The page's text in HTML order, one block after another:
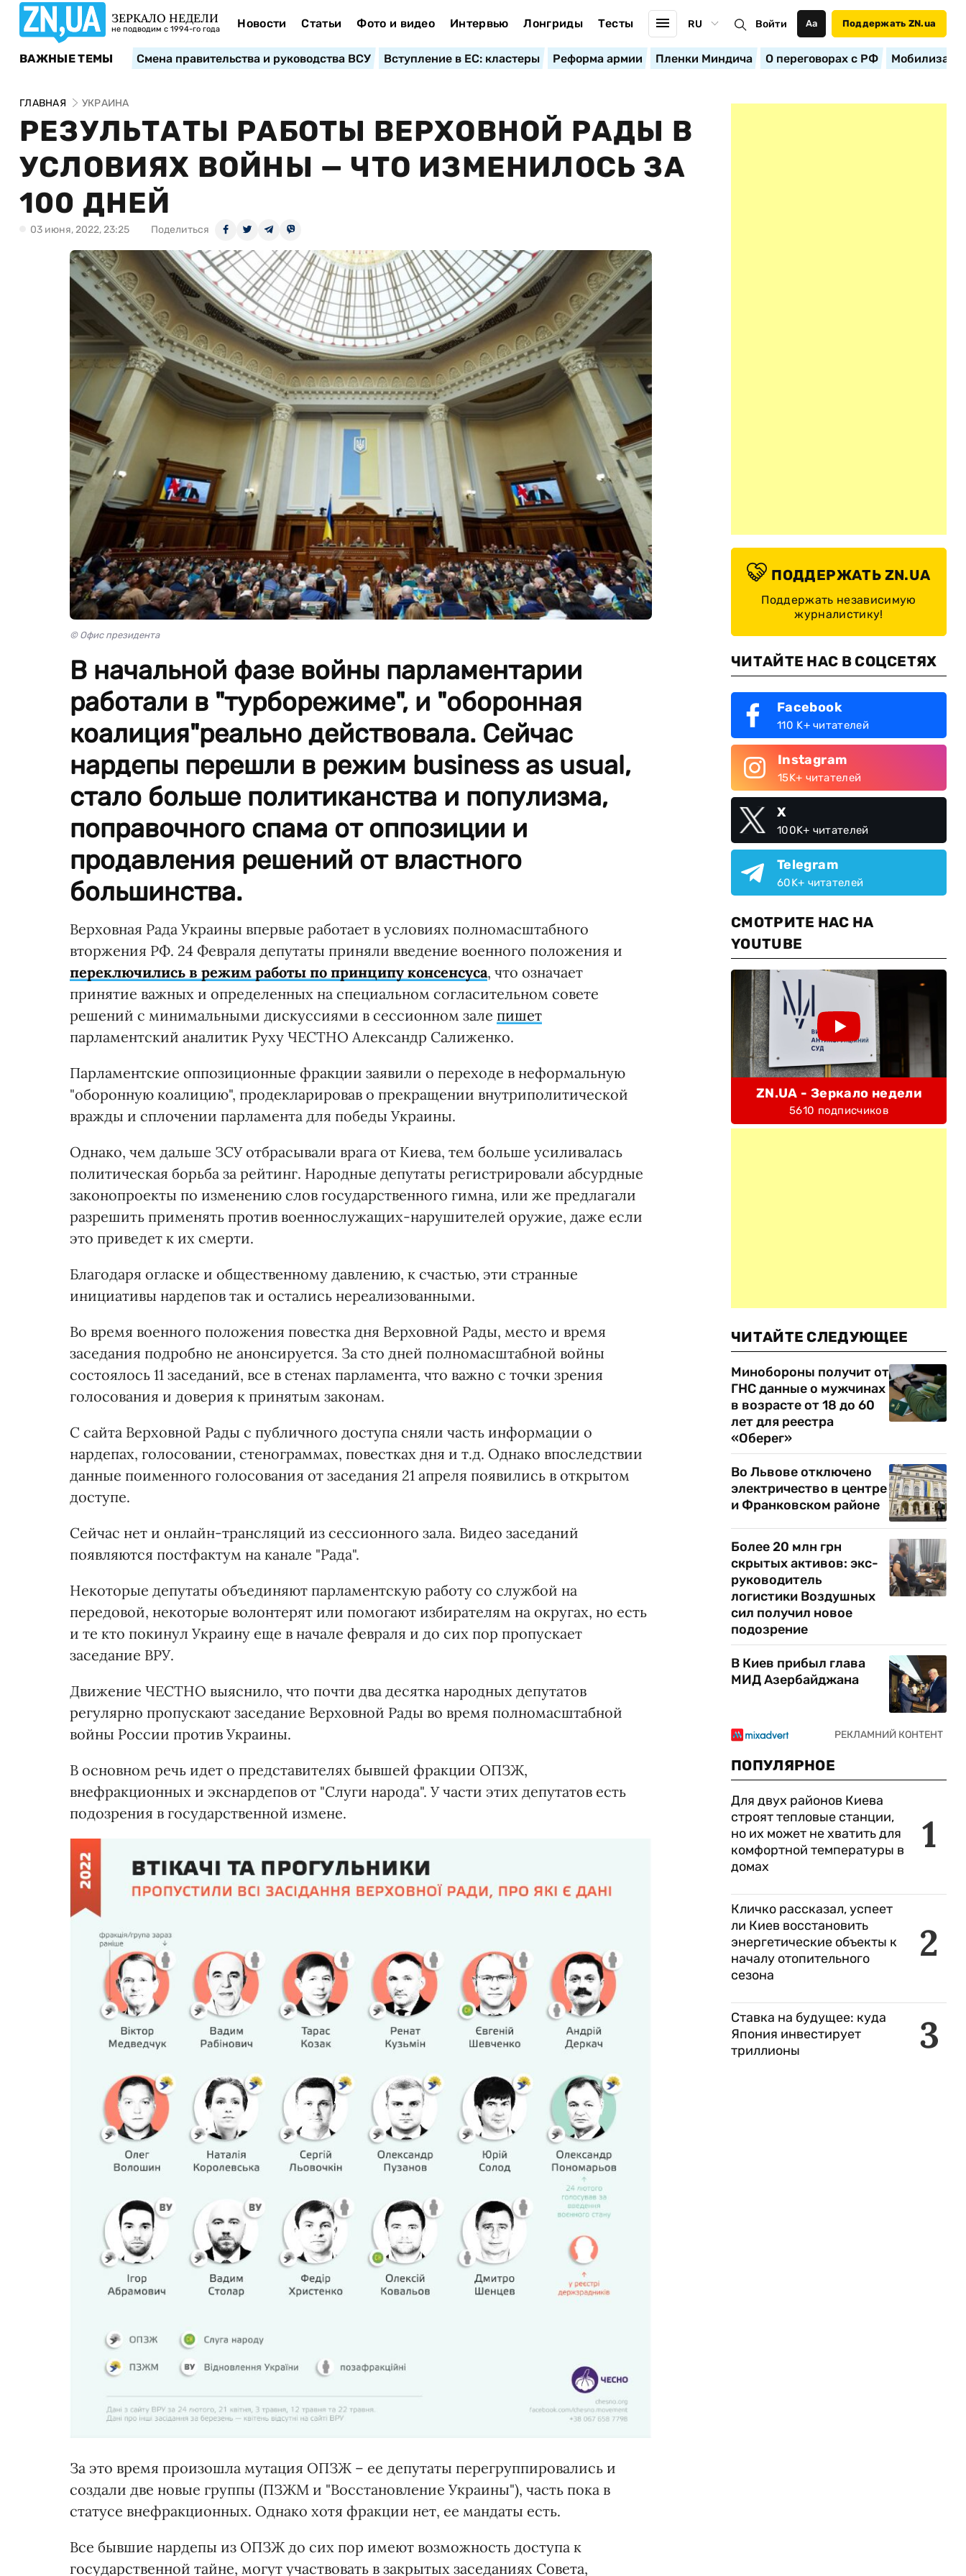
ЗЕРКАЛО НЕДЕЛИ
не подводим с 1994-го года Новости Статьи Фото и видео Интервью Лонгриды Тесты RU Войти Аа Поддержать ZN.ua
ВАЖНЫЕ ТЕМЫ Смена правительства и руководства ВСУ Вступление в ЕС: кластеры Реформа армии Пленки Миндича О переговорах с РФ
ГЛАВНАЯ УКРАИНА
РЕЗУЛЬТАТЫ РАБОТЫ ВЕРХОВНОЙ РАДЫ В
УСЛОВИЯХ ВОЙНЫ — ЧТО ИЗМЕНИЛОСЬ ЗА
100 ДНЕЙ
03 июня, 2022, 23:25 Поделиться
© Офис президента
В начальной фазе войны парламентарии
работали в "турборежиме", и "оборонная
коалиция"реально действовала. Сейчас
нардепы перешли в режим business as usual,
стало больше политиканства и популизма,
поправочного спама от оппозиции и
продавления решений от властного
большинства.
Верховная Рада Украины впервые работает в условиях полномасштабного
вторжения РФ. 24 Февраля депутаты приняли введение военного положения и
переключились в режим работы по принципу консенсуса, что означает
принятие важных и определенных на специальном согласительном совете
решений с минимальными дискуссиями в сессионном зале пишет
парламентский аналитик Руху ЧЕСТНО Александр Салиженко.
Парламентские оппозиционные фракции заявили о переходе в неформальную
"оборонную коалицию", продекларировав о прекращении внутриполитической
вражды и сплочении парламента для победы Украины.
Однако, чем дальше ЗСУ отбрасывали врага от Киева, тем больше усиливалась
политическая борьба за рейтинг. Народные депутаты регистрировали абсурдные
законопроекты по изменению слов государственного гимна, или же предлагали
разрешить применять против военнослужащих-нарушителей оружие, даже если
это приведет к их смерти.
Благодаря огласке и общественному давлению, к счастью, эти странные
инициативы нардепов так и остались нереализованными.
Во время военного положения повестка дня Верховной Рады, место и время
заседания подробно не анонсируется. За сто дней полномасштабной войны
состоялось 11 заседаний, все в стенах парламента, что важно с точки зрения
голосования и доверия к принятым законам.
С сайта Верховной Рады с публичного доступа сняли часть информации о
нардепах, голосовании, стенограммах, повестках дня и т.д. Однако впоследствии
данные поименного голосования от заседания 21 апреля появились в открытом
доступе.
Сейчас нет и онлайн-трансляций из сессионного зала. Видео заседаний
появляются постфактум на канале "Рада".
Некоторые депутаты объединяют парламентскую работу со службой на
передовой, некоторые волонтерят или помогают избирателям на округах, но есть
и те кто покинул Украину еще в начале февраля и до сих пор пропускает
заседание ВРУ.
Движение ЧЕСТНО выяснило, что почти два десятка народных депутатов
регулярно пропускают заседание Верховной Рады во время полномасштабной
войны России против Украины.
В основном речь идет о представителях бывшей фракции ОПЗЖ,
внефракционных и экснардепов от "Слуги народа". У части этих депутатов есть
подозрения в государственной измене.
За это время произошла мутация ОПЗЖ – ее депутаты перегруппировались и
создали две новые группы (ПЗЖМ и "Восстановление Украины"), часть пока в
статусе внефракционных. Однако хотя фракции нет, ее мандаты есть.
Все бывшие нардепы из ОПЗЖ до сих пор имеют возможность доступа к
государственной тайне, могут участвовать в закрытых заседаниях Совета,
ПОДДЕРЖАТЬ ZN.UA
Поддержать независимую
журналистику!
ЧИТАЙТЕ НАС В СОЦСЕТЯХ
Facebook
110 K+ читателей
Instagram
15K+ читателей
X
100K+ читателей
Telegram
60K+ читателей
СМОТРИТЕ НАС НА
YOUTUBE
ZN.UA - Зеркало недели
5610 подписчиков
ЧИТАЙТЕ СЛЕДУЮЩЕЕ
Минобороны получит от
ГНС данные о мужчинах
в возрасте от 18 до 60
лет для реестра
«Оберег»
Во Львове отключено
электричество в центре
и Франковском районе
Более 20 млн грн
скрытых активов: экс-
руководитель
логистики Воздушных
сил получил новое
подозрение
В Киев прибыл глава
МИД Азербайджана
ПОПУЛЯРНОЕ
1
Для двух районов Киева
строят тепловые станции,
но их может не хватить для
комфортной температуры в
домах
2
Кличко рассказал, успеет
ли Киев восстановить
энергетические объекты к
началу отопительного
сезона
3
Ставка на будущее: куда
Япония инвестирует
триллионы